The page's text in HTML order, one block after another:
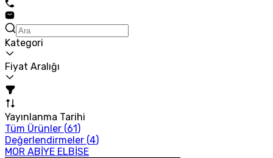
Kategori
Fiyat Aralığı
Yayınlanma Tarihi
Tüm Ürünler (61)
Değerlendirmeler (4)
MOR ABİYE ELBİSE